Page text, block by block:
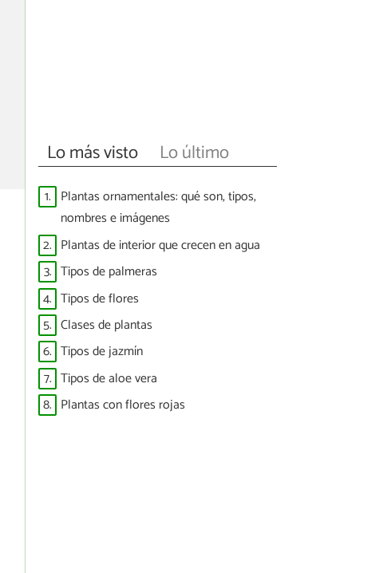
Lo más visto Lo último
1. Plantas ornamentales: qué son, tipos,
nombres e imágenes
2. Plantas de interior que crecen en agua
3. Tipos de palmeras
4. Tipos de flores
5. Clases de plantas
6. Tipos de jazmín
7. Tipos de aloe vera
8. Plantas con flores rojas